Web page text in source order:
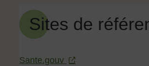
Sites de
Sante.gouv